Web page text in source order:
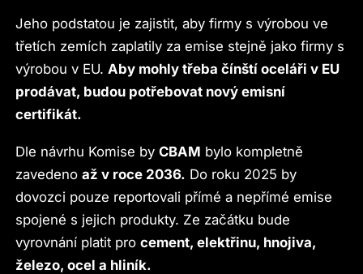
Jeho podstatou je zajistit, aby firmy s výrobou ve
třetích zemích zaplatily za emise stejně jako firmy s
výrobou v EU. Aby mohly třeba čínští oceláři v EU
prodávat, budou potřebovat nový emisní
certifikát.
Dle návrhu Komise byCBAM bylo kompletně
zavedenoaž v roce 2036. Do roku 2025 by
dovozci pouze reportovali přímé a nepřímé emise
spojené s jejich produkty. Ze začátku bude
vyrovnání platit procement, elektřinu, hnojiva,
železo, ocel a hliník.